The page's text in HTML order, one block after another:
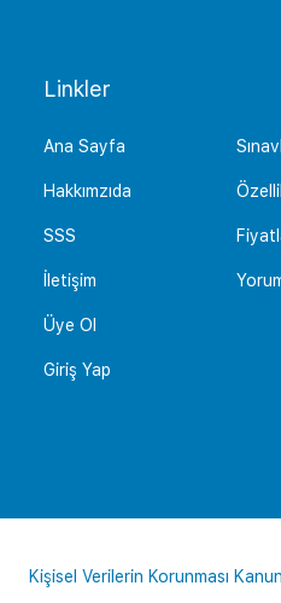
Linkler
Ana Sayfa
Hakkımzıda
SSS
İletişim
Üye Ol
Giriş Yap
Kişisel Verilerin Korunması